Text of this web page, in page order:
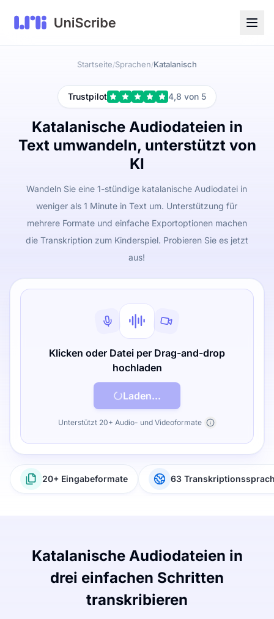
Startseite/Sprachen/Katalanisch
Trustpilot 4,8 von 5
Katalanische Audiodateien in
Text umwandeln, unterstützt von
KI
Wandeln Sie eine 1-stündige katalanische Audiodatei in
weniger als 1 Minute in Text um. Unterstützung für
mehrere Formate und einfache Exportoptionen machen
die Transkription zum Kinderspiel. Probieren Sie es jetzt
aus!
Klicken oder Datei per Drag-and-drop
hochladen
Laden...
Unterstützt 20+ Audio- und Videoformate
20+ Eingabeformate 63
Katalanische Audiodateien in
drei einfachen Schritten
transkribieren